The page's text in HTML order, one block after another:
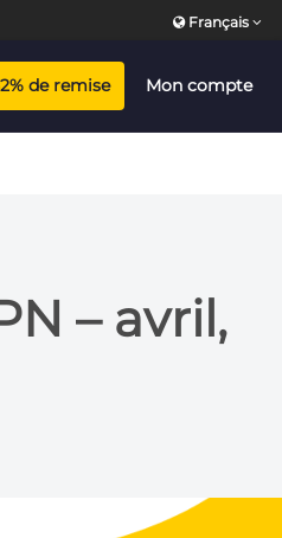
Français
de remise Mon compte
– avril,